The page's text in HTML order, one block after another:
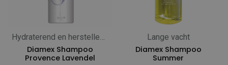
Hydraterend en herstellend
Diamex Shampoo
Provence Lavendel
Lange vacht
Diamex Shampoo
Summer